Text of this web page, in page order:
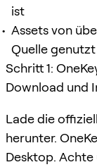
ist
Assets von
Quelle
Schritt 1:
Download und
Lade die
herunter.
Desktop.